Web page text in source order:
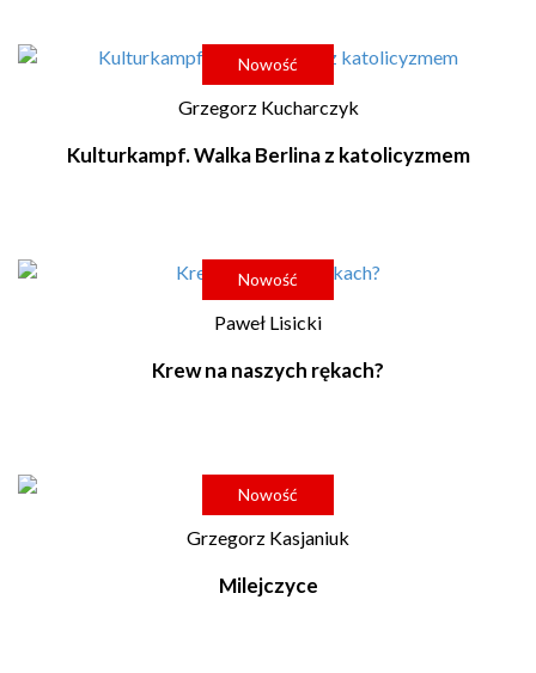
Nowość
Grzegorz Kucharczyk
Kulturkampf. Walka Berlina z katolicyzmem
Nowość
Paweł Lisicki
Krew na naszych rękach?
Nowość
Grzegorz Kasjaniuk
Milejczyce